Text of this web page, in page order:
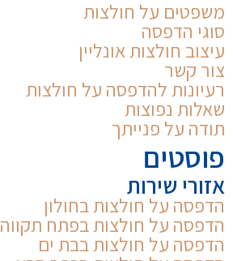
משפטים על חולצות
סוגי הדפסה
עיצוב חולצות אונליין
צור קשר
רעיונות להדפסה על חולצות
שאלות נפוצות
תודה על פנייתך
פוסטים
אזורי שירות
הדפסה על חולצות בחולון
הדפסה על חולצות בפתח תקווה
הדפסה על חולצות בבת ים